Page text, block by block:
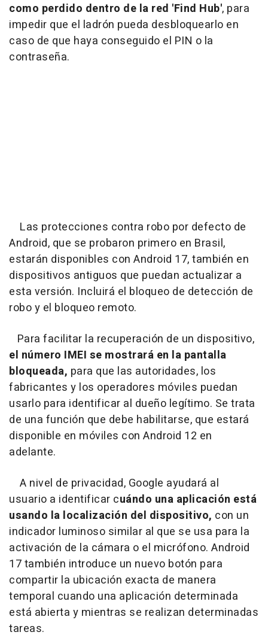
como perdido dentro de la red 'Find Hub', para
impedir que el ladrón pueda desbloquearlo en
caso de que haya conseguido el PIN o la
contraseña.
Las protecciones contra robo por defecto de
Android, que se probaron primero en Brasil,
estarán disponibles con Android 17, también en
dispositivos antiguos que puedan actualizar a
esta versión. Incluirá el bloqueo de detección de
robo y el bloqueo remoto.
Para facilitar la recuperación de un dispositivo,
el número IMEI se mostrará en la pantalla
bloqueada, para que las autoridades, los
fabricantes y los operadores móviles puedan
usarlo para identificar al dueño legítimo. Se trata
de una función que debe habilitarse, que estará
disponible en móviles con Android 12 en
adelante.
A nivel de privacidad, Google ayudará al
usuario a identificar cuándo una aplicación está
usando la localización del dispositivo, con un
indicador luminoso similar al que se usa para la
activación de la cámara o el micrófono. Android
17 también introduce un nuevo botón para
compartir la ubicación exacta de manera
temporal cuando una aplicación determinada
está abierta y mientras se realizan determinadas
tareas.